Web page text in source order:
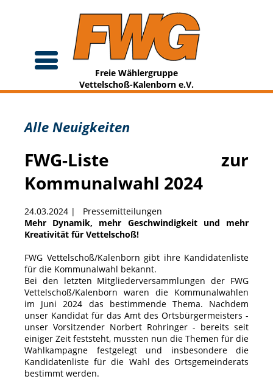
Freie Wählergruppe
Vettelschoß-Kalenborn e.V.
Alle Neuigkeiten
FWG-Liste zur
Kommunalwahl 2024
24.03.2024 |
Pressemitteilungen
Mehr Dynamik, mehr Geschwindigkeit und mehr
Kreativität für Vettelschoß!
FWG Vettelschoß/Kalenborn gibt ihre Kandidatenliste
für die Kommunalwahl bekannt.
Bei den letzten Mitgliederversammlungen der FWG
Vettelschoß/Kalenborn waren die Kommunalwahlen
im Juni 2024 das bestimmende Thema. Nachdem
unser Kandidat für das Amt des Ortsbürgermeisters -
unser Vorsitzender Norbert Rohringer - bereits seit
einiger Zeit feststeht, mussten nun die Themen für die
Wahlkampagne festgelegt und insbesondere die
Kandidatenliste für die Wahl des Ortsgemeinderats
bestimmt werden.